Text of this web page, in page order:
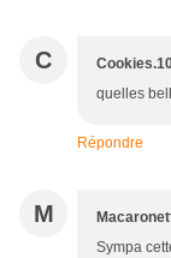
C
quelles
Répondre
M
Sympa